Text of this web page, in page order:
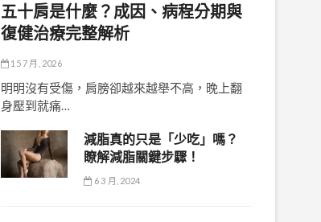
五十肩是什麼？成因、病程分期與
復健治療完整解析
15 7 月, 2026
明明沒有受傷，肩膀卻越來越舉不高，晚上翻
身壓到就痛…
減脂真的只是「少吃」嗎？
瞭解減脂關鍵步驟！
6 3 月, 2024